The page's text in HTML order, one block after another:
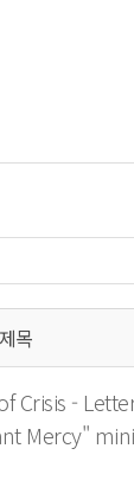
제목
Crisis -
Mercy"